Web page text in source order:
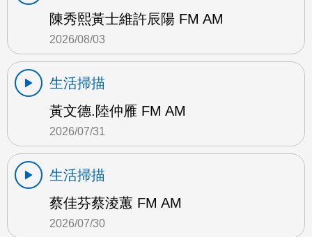
陳秀熙黃士維許辰陽 FM AM
2026/08/03
生活掃描
黃文德.陸仲雁 FM AM
2026/07/31
生活掃描
蔡佳芬蔡淩蕙 FM AM
2026/07/30